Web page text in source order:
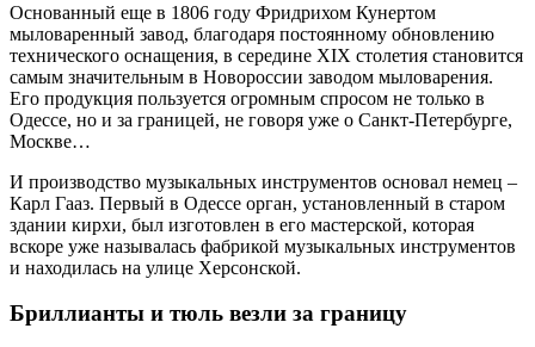
Основанный еще в 1806 году Фридрихом Кунертом
мыловаренный завод, благодаря постоянному обновлению
технического оснащения, в середине XIX столетия становится
самым значительным в Новороссии заводом мыловарения.
Его продукция пользуется огромным спросом не только в
Одессе, но и за границей, не говоря уже о Санкт-Петербурге,
Москве…
И производство музыкальных инструментов основал немец –
Карл Гааз. Первый в Одессе орган, установленный в старом
здании кирхи, был изготовлен в его мастерской, которая
вскоре уже называлась фабрикой музыкальных инструментов
и находилась на улице Херсонской.
Бриллианты и тюль везли за границу